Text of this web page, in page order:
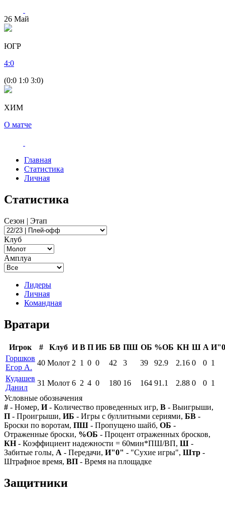
26 Май
ЮГР
4:0
(0:0 1:0 3:0)
ХИМ
О матче
Главная
Статистика
Личная
Статистика
Сезон | Этап
Клуб
Амплуа
Лидеры
Личная
Командная
Вратари
Игрок # Клуб И В П ИБ БВ ПШ ОБ %ОБ КН Ш А
Горшков
Егор А.
40 Молот 2 1 0 0 42 3 39 92.9 2.16 0 0 1
Кудашев
Данил
31 Молот 6 2 4 0 180 16 164 91.1 2.88 0 0 1
Условные обозначения
# - Номер, И- Количество проведенных игр, В - Выигрыши,
П - Проигрыши, ИБ - Игры с буллитными сериями, БВ -
Броски по воротам, ПШ - Пропущено шайб, ОБ -
Отраженные броски, %ОБ - Процент отраженных бросков,
КН- Коэффициент надежности = 60мин*ПШ/ВП, Ш -
Забитые голы, А - Передачи, И"0" - "Сухие игры", Штр -
Штрафное время, ВП - Время на площадке
Защитники